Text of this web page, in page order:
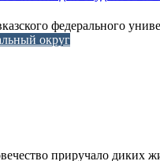
федерального
округ
приручало